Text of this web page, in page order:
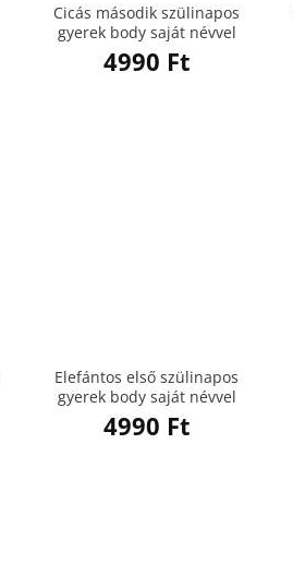
Cicás második szülinapos
gyerek body saját névvel
4990 Ft
Elefántos első szülinapos
gyerek body saját névvel
4990 Ft